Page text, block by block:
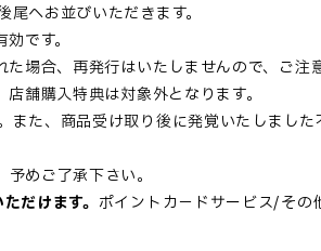
へお並びいただきます。
です。
場合、再発行はいたしませんので、ご注
舗購入特典は対象外となります。
た、商品受け取り後に発覚いたしまし
めご了承下さい。
だけます。 ポイントカ－ドサービス/その